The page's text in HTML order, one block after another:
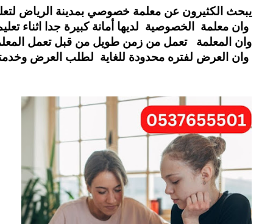
يبحث الكثيرون عن معلمة خصوصي بمدينة الرياض
وان معلمة  الخصوصية  لديها أمانة كبيرة جدا
وان المعلمة   تعمل من زمن طويل من قبل تعمل المعلمة  الخصوصي  في مدينة الرياض  تصل خبرتها إلى أكثر من 20 عاما في تعليم الدروس  للطلاب بشكل عالمي واحترافي للغاية تعمل معلمة  الخصوصي  في جميع الأوقات تعمل على مدار 24 ساعه متواصله دون انقطاع في تعليم الدروس الخصوصي للطلاب والأطفال لكي يفهمون
وان العرض لفتره محدودة للغاية  لطلب العرض وخدمتنا قوموا بزيارة موقعنا